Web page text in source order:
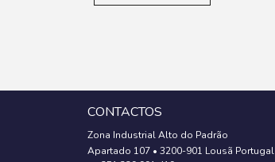
CONTACTOS
Zona Industrial Alto do Padrão
Apartado 107 • 3200-901 Lousã Portugal